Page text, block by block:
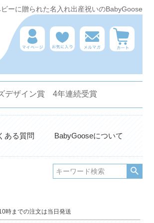
ーに贈られた名入れ出産祝いのBabyGoose
デザイン賞 4年連続受賞
ある質問 BabyGooseについて
時までの注文は当日発送